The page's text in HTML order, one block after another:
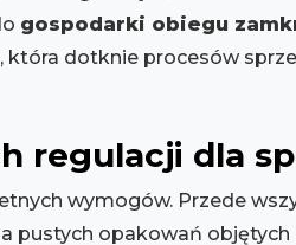
gospodarki obiegu
dotknie procesów
regulacji dla
wymogów. Przede
pustych opakowań objętych